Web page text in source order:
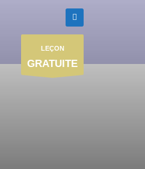
LEÇON
GRATUITE